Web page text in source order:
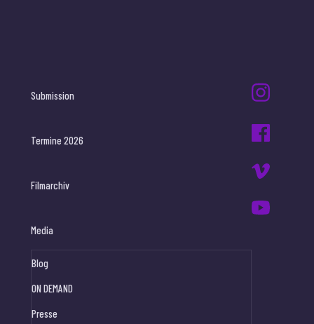
Submission
Termine 2026
Filmarchiv
Media
Blog
ON DEMAND
Presse